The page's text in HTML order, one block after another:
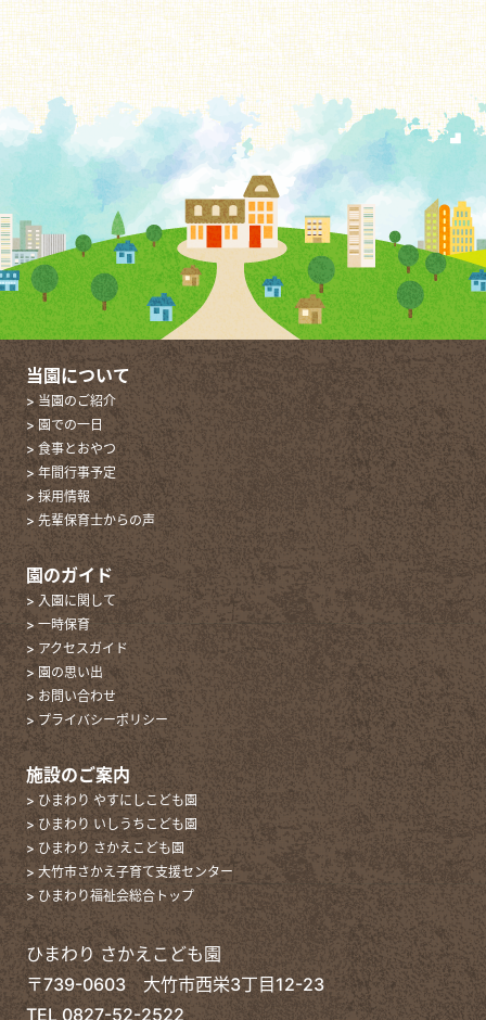
当園について
> 当園のご紹介
> 園での一日
> 食事とおやつ
> 年間行事予定
> 採用情報
> 先輩保育士からの声
園のガイド
> 入園に関して
> 一時保育
> アクセスガイド
> 園の思い出
> お問い合わせ
> プライバシーポリシー
施設のご案内
> ひまわり やすにしこども園
> ひまわり いしうちこども園
> ひまわり さかえこども園
> 大竹市さかえ子育て支援センター
> ひまわり福祉会総合トップ
ひまわり さかえこども園
〒739-0603 大竹市西栄3丁目12-23
TEL0827-52-2522